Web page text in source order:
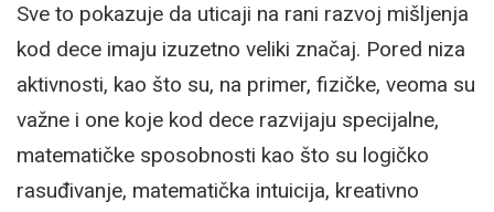
Sve to pokazuje da uticaji na rani razvoj mišljenja
kod dece imaju izuzetno veliki značaj. Pored niza
aktivnosti, kao što su, na primer, fizičke, veoma su
važne i one koje kod dece razvijaju specijalne,
matematičke sposobnosti kao što su logičko
rasuđivanje, matematička intuicija, kreativno